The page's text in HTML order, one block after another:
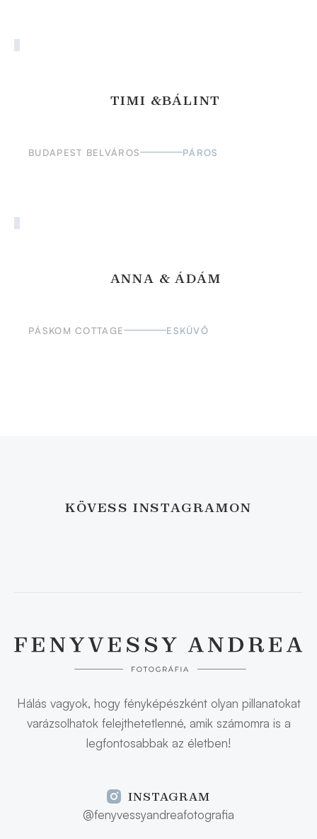
TIMI &BÁLINT
BUDAPEST BELVÁROS PÁROS
ANNA & ÁDÁM
PÁSKOM COTTAGE ESKÜVŐ
KÖVESS INSTAGRAMON
INSTAGRAM
@fenyvessyandreafotografia
Hálás vagyok, hogy fényképészként olyan pillanatokat
varázsolhatok felejthetetlenné, amik számomra is a
legfontosabbak az életben!